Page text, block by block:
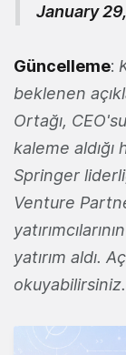
January
Güncelleme:
beklenen
Ortağı,
kaleme
Springer
Venture
yatırım aldı.
okuyabilirsiniz.